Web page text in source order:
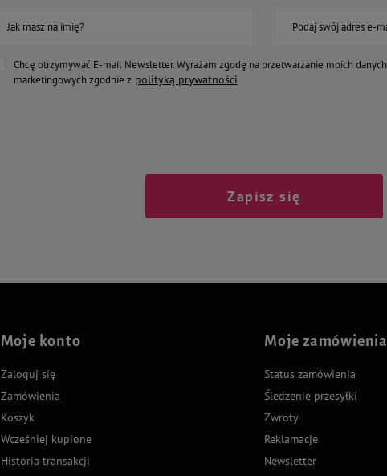
Jak masz na imię? Podaj swój adres e-
Chcę otrzymywać E-mail Newsletter. Wyrażam zgodę na przetwarzanie moich
marketingowych zgodnie z polityką prywatności
Zapisz się
Moje konto
Zaloguj się
Zamówienia
Koszyk
Wcześniej kupione
Historia transakcji
Moje zamówienia
Status zamówienia
Śledzenie przesyłki
Zwroty
Reklamacje
Newsletter